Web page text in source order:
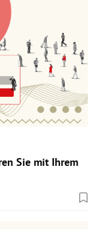
Sie mit Ihrem